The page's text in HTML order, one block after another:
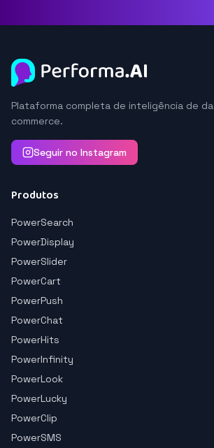
Plataforma completa de inteligência de
commerce.
Seguir no Instagram
Produtos
PowerSearch
PowerDisplay
PowerSlider
PowerCart
PowerPush
PowerChat
PowerHits
PowerInfinity
PowerLook
PowerLucky
PowerClip
PowerSMS